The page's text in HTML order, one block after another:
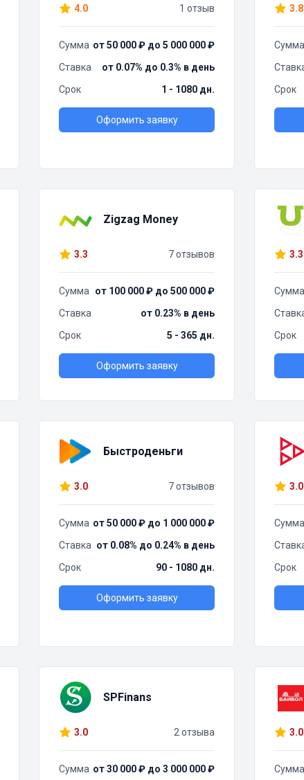
4.0 1 отзыв
Сумма от 50 000 ₽ до 5 000 000 ₽
Ставка
от 0.07% до 0.3% в день
Срок
1 - 1080 дн.
Оформить заявку
3.8
Сумма
Срок
Zigzag Money
3.3 7 отзывов
Сумма
от 100 000 ₽ до 500 000 ₽
Ставка
от 0.23% в день
Срок
5 - 365 дн.
Оформить заявку
3.3
Сумма
Срок
Быстроденьги
3.0 7 отзывов
Сумма от 50 000 ₽ до 1 000 000 ₽
Ставка от 0.08% до 0.24% в день
Срок
90 - 1080 дн.
Оформить заявку
3.0
Сумма
Срок
SPFinans
3.0 2 отзыва
Сумма от 30 000 ₽ до 3 000 000 ₽
3.0
Сумма